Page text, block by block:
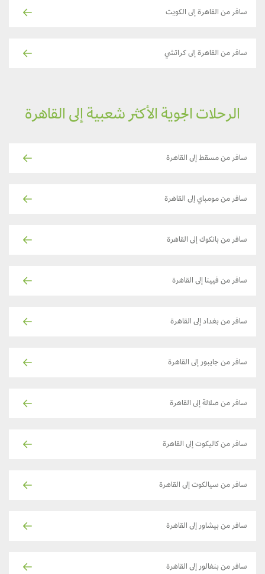
سافر من القاهرة إلى الكويت
سافر من القاهرة إلى كراتشي
الرحلات الجوية الأكثر شعبية إلى القاهرة
سافر من مسقط إلى القاهرة
سافر من مومباي إلى القاهرة
سافر من بانكوك إلى القاهرة
سافر من فيينا إلى القاهرة
سافر من بغداد إلى القاهرة
سافر من جايبور إلى القاهرة
سافر من صلالة إلى القاهرة
سافر من كاليكوت إلى القاهرة
سافر من سيالكوت إلى القاهرة
سافر من بيشاور إلى القاهرة
سافر من بنغالور إلى القاهرة